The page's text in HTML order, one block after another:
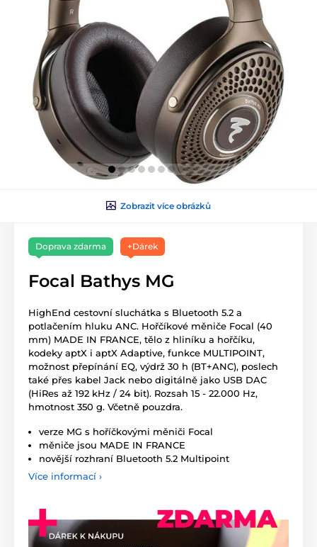
Zobrazit více obrázků
Doprava zdarma +Dárek
Focal Bathys MG
HighEnd cestovní sluchátka s Bluetooth 5.2 a
potlačením hluku ANC. Hořčíkové měniče Focal (40
mm) MADE IN FRANCE, tělo z hliníku a hořčíku,
kodeky aptX i aptX Adaptive, funkce MULTIPOINT,
možnost přepínání EQ, výdrž 30 h (BT+ANC), poslech
také přes kabel Jack nebo digitálně jako USB DAC
(HiRes až 192 kHz / 24 bit). Rozsah 15 - 22.000 Hz,
hmotnost 350 g. Včetně pouzdra.
verze MG s hoříčkovými měniči Focal
měniče jsou MADE IN FRANCE
novější rozhraní Bluetooth 5.2 Multipoint
Více informací ›